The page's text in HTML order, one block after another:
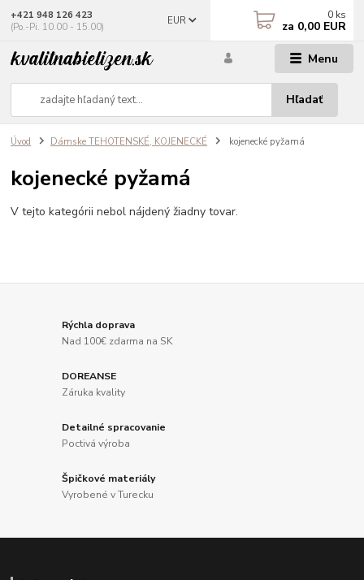
Menu
EUR
Hľadať
+421 948 126 423
(Po.-Pi. 10.00 - 15.00)
0 ks
za 0,00 EUR
Úvod Dámske TEHOTENSKÉ, KOJENECKÉ kojenecké pyžamá
kojenecké pyžamá
V tejto kategórii nebol nájdený žiadny tovar.
Rýchla doprava
Nad 100€ zdarma na SK
DOREANSE
Záruka kvality
Detailné spracovanie
Poctivá výroba
Špičkové materiály
Vyrobené v Turecku